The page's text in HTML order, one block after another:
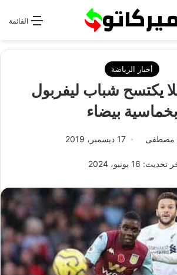
القائمة
أخبار الرياضة
يكتسح شباب ليفربول
بخماسية بيضاء
مصطفى 17 ديسمبر، 2019
16 يونيو، 2024